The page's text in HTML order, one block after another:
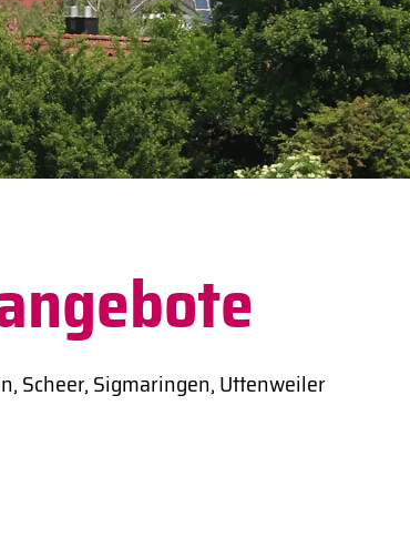
Scheer, Sigmaringen, Uttenweiler